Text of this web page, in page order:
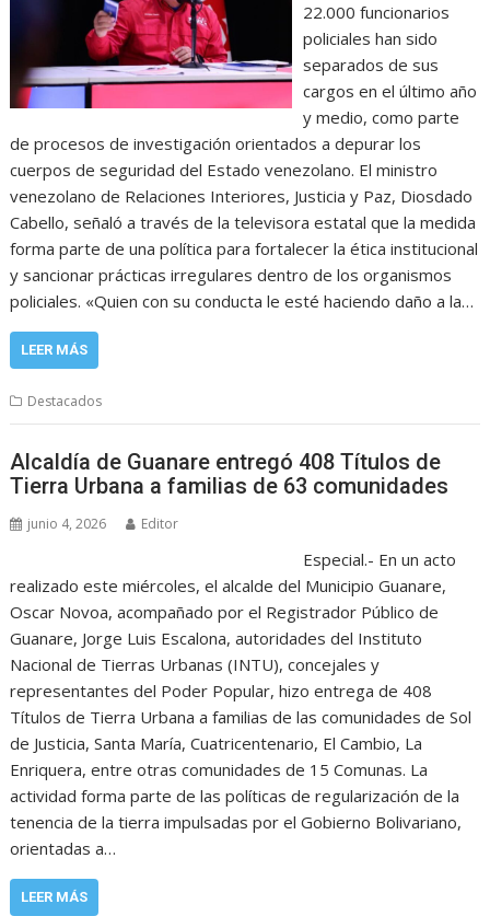
22.000 funcionarios
policiales han sido
separados de sus
cargos en el último año
y medio, como parte
de procesos de investigación orientados a depurar los
cuerpos de seguridad del Estado venezolano. El ministro
venezolano de Relaciones Interiores, Justicia y Paz, Diosdado
Cabello, señaló a través de la televisora estatal que la medida
forma parte de una política para fortalecer la ética institucional
y sancionar prácticas irregulares dentro de los organismos
policiales. «Quien con su conducta le esté haciendo daño a la…
LEER MÁS
Destacados
Alcaldía de Guanare entregó 408 Títulos de
Tierra Urbana a familias de 63 comunidades
junio 4, 2026 Editor
Especial.- En un acto
realizado este miércoles, el alcalde del Municipio Guanare,
Oscar Novoa, acompañado por el Registrador Público de
Guanare, Jorge Luis Escalona, autoridades del Instituto
Nacional de Tierras Urbanas (INTU), concejales y
representantes del Poder Popular, hizo entrega de 408
Títulos de Tierra Urbana a familias de las comunidades de Sol
de Justicia, Santa María, Cuatricentenario, El Cambio, La
Enriquera, entre otras comunidades de 15 Comunas. La
actividad forma parte de las políticas de regularización de la
tenencia de la tierra impulsadas por el Gobierno Bolivariano,
orientadas a…
LEER MÁS